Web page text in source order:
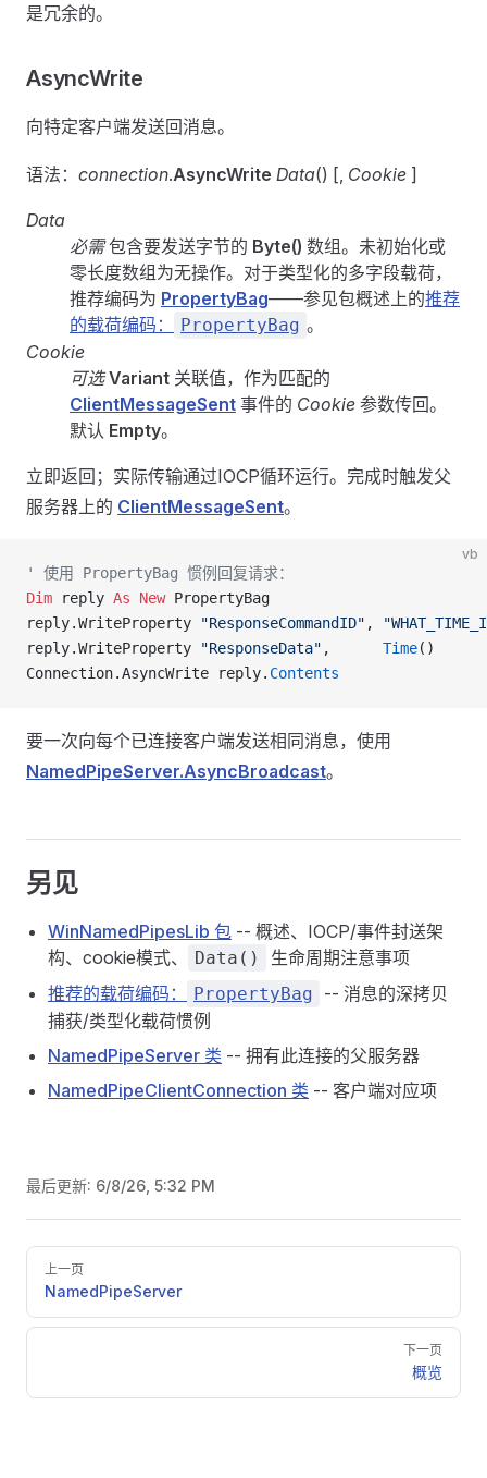
是冗余的。
AsyncWrite
向特定客户端发送回消息。
语法： connection.AsyncWrite Data() [, Cookie ]
Data
必需包含要发送字节的 Byte() 数组。未初始化或
零长度数组为无操作。对于类型化的多字段载荷，
推荐编码为 PropertyBag——参见包概述上的推荐
的载荷编码：
PropertyBag 。
Cookie
可选 Variant 关联值，作为匹配的
ClientMessageSent 事件的 Cookie 参数传回。
默认 Empty。
立即返回；实际传输通过IOCP循环运行。完成时触发父
服务器上的 ClientMessageSent。
vb
' 使用 PropertyBag 惯例回复请求：
Dim reply As New PropertyBag
reply.WriteProperty
"ResponseCommandID" ,
reply.WriteProperty
"ResponseData" , Time()
Connection.AsyncWrite reply. Contents
要一次向每个已连接客户端发送相同消息，使用
NamedPipeServer.AsyncBroadcast。
另见
WinNamedPipesLib 包 -- 概述、IOCP/事件封送架
构、cookie模式、
Data()
生命周期注意事项
推荐的载荷编码：
PropertyBag
-- 消息的深拷贝
捕获/类型化载荷惯例
NamedPipeServer 类 -- 拥有此连接的父服务器
NamedPipeClientConnection 类 -- 客户端对应项
最后更新: 6/8/26, 5:32 PM
Pager
上一页
NamedPipeServer
下一页
概览